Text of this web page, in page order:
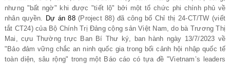
nhưng "bất ngờ" khi được "tiết lộ" bởi một tổ chức phi chính phủ về
nhân quyền. Dự án 88(Project 88) đã công bố Chỉ thị 24-CT/TW (viết
tắt CT24) của Bộ Chính Trị Đảng cộng sản Việt Nam, do bà Trương Thị
Mai, cựu Thường trực Ban Bí Thư ký, ban hành ngày 13/7/2023 về
"Bảo đảm vững chắc an ninh quốc gia trong bối cảnh hội nhập quốc tế
toàn diện, sâu rộng" trong một Báo cáo có tựa đề "Vietnam’s leaders